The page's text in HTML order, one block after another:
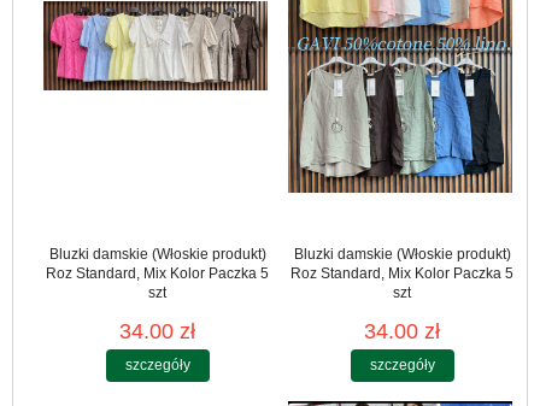
Bluzki damskie (Włoskie produkt)
Roz Standard, Mix Kolor Paczka 5
szt
34.00 zł
szczegóły
Bluzki damskie (Włoskie produkt)
Roz Standard, Mix Kolor Paczka 5
szt
34.00 zł
szczegóły